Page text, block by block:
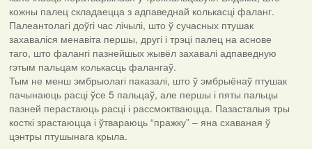
кожны палец складаецца з адпаведнай колькасці фаланг.
Палеантолагі доўгі час лічылі, што ў сучасных птушак
захаваліся менавіта першы, другі і трэці палец на аснове
таго, што фалангі пазнейшых жывёл захавалі адпаведную
гэтым пальцам колькасць фалангаў.
Тым не менш эмбрыолагі паказалі, што ў эмбрыёнаў птушак
пачынаюць расці ўсе 5 пальцаў, але першы і пяты пальцы
пазней перастаюць расці і рассмоктваюцца. Пазасталыя тры
косткі зрастаюцца і ўтвараюць “пражку” – яна схаваная ў
цэнтры птушынага крыла.